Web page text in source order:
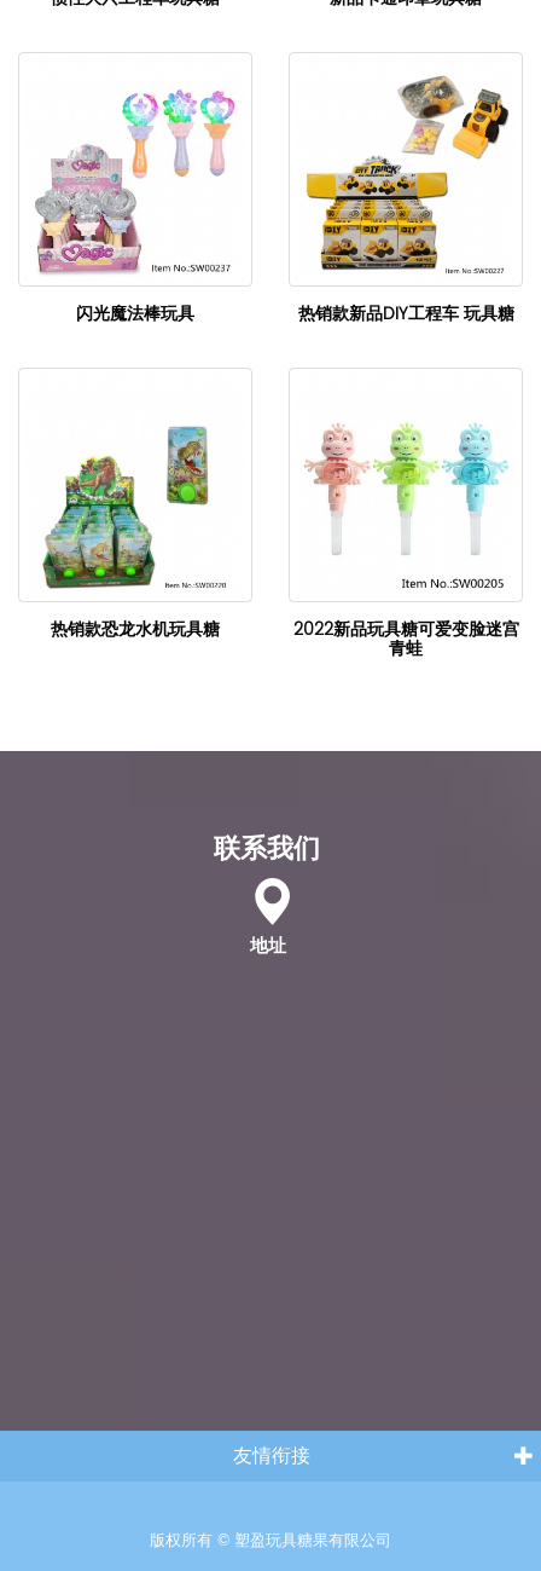
闪光魔法棒玩具 热销款新品DIY工程车 玩具糖
热销款恐龙水机玩具糖 2022新品玩具糖可爱变脸迷宫
青蛙
联系我们
地址
友情衔接
版权所有 © 塑盈玩具糖果有限公司